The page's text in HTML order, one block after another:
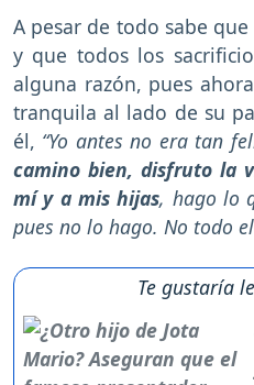
A pesar de todo sabe
y que todos los
alguna razón, pues
tranquila al lado de su
él, “Yo antes no era tan
camino bien, disfruto la
mí y a mis hijas, hago lo
pues no lo hago. No todo
Te gustaría